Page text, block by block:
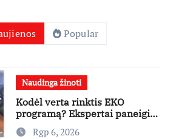
Popular
Naudinga žinoti
Kodėl verta rinktis EKO
programą? Ekspertai paneigia
dažniausius mitus
Rgp 6, 2026